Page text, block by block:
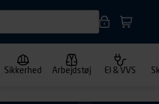
Sikkerhed Arbejdstøj El & VVS